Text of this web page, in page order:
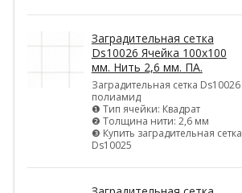
Заградительная сетка
Ds10026 Ячейка 100х100
мм. Нить 2,6 мм. ПА.
Заградительная сетка Ds10026
полиамид
❶ Тип ячейки: Квадрат
❷ Толщина нити: 2,6 мм
❸ Купить заградительная сетка
Ds10025